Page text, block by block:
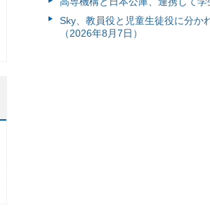
Sky、教員役と児童生徒役に分か
（2026年8月7日）